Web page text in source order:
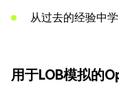
从过去的经验中
用于LOB模拟的